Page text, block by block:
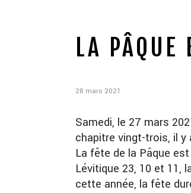
LA PÂQUE
28 mars 2021
Samedi, le 27 mars
chapitre vingt-trois, il
La fête de la Pâque
Lévitique 23, 10 et 11,
cette année, la fête